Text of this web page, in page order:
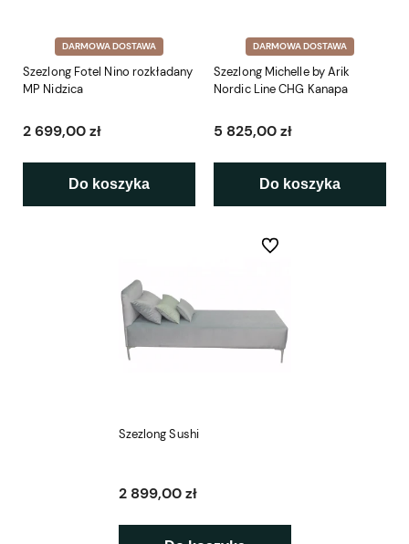
DARMOWA DOSTAWA
Szezlong Fotel Nino rozkładany
MP Nidzica
2 699,00 zł
Do koszyka
DARMOWA DOSTAWA
Szezlong Michelle by Arik
Nordic Line CHG Kanapa
5 825,00 zł
Do koszyka
Szezlong Sushi
2 899,00 zł
Do ulubionych